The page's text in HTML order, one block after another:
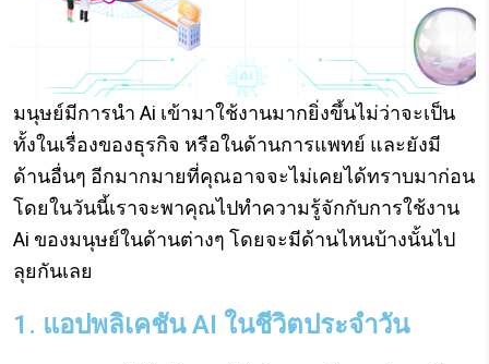
มนุษย์มีการนำ Ai เข้ามาใช้งานมากยิ่งขึ้นไม่ว่าจะเป็น
ทั้งในเรื่องของธุรกิจ หรือในด้านการแพทย์ และยังมี
ด้านอื่นๆ อีกมากมายที่คุณอาจจะไม่เคยได้ทราบมาก่อน
โดยในวันนี้เราจะพาคุณไปทำความรู้จักกับการใช้งาน
Ai ของมนุษย์ในด้านต่างๆ โดยจะมีด้านไหนบ้างนั้นไป
ลุยกันเลย
1. แอปพลิเคชัน AI ในชีวิตประจำวัน